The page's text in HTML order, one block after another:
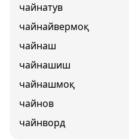
чайнатув
чайнайвермоқ
чайнаш
чайнашиш
чайнашмоқ
чайнов
чайнворд